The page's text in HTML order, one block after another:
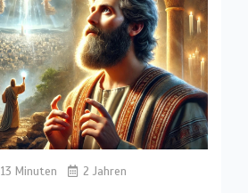
13 Minuten 2 Jahren